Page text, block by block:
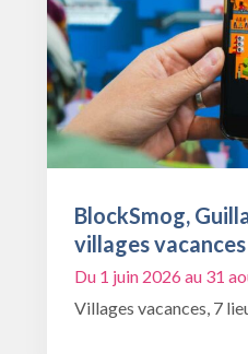
BlockSmog,
villages vacances
Du 1 juin 2026 au 31
Villages vacances, 7